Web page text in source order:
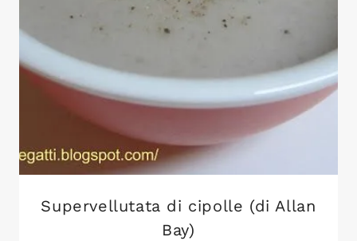
Supervellutata di cipolle (di Allan
Bay)